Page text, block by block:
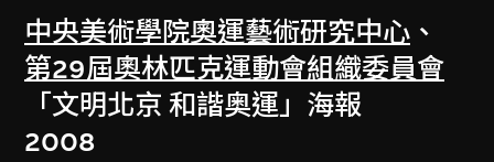
中央美術學院奧運藝術研究中心 、
第29屆奧林匹克運動會組織委員會
「文明北京 和諧奥運」海報
2008